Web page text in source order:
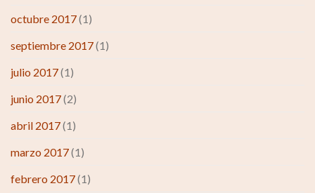
octubre 2017(1)
septiembre 2017(1)
julio 2017(1)
junio 2017(2)
abril 2017(1)
marzo 2017(1)
febrero 2017(1)